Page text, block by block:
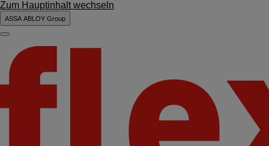
Zum Hauptinhalt wechseln
ASSA ABLOY Group